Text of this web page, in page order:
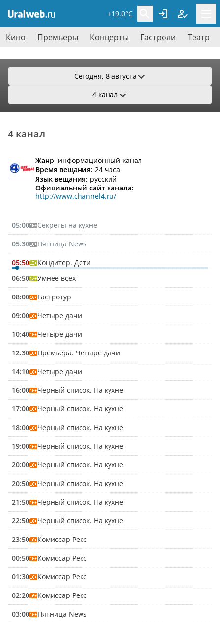
+19.0°C
Кино Премьеры Концерты Гастроли Театр
Сегодня, 8 августа
4 канал
4 канал
Жанр: информационный канал
Время вещания: 24 часа
Язык вещания: русский
Официальный сайт канала:
http://www.channel4.ru/
05:00
Секреты на кухне
05:30
Пятница News
05:50
Кондитер. Дети
06:50
Умнее всех
08:00
Гастротур
09:00
Четыре дачи
10:40
Четыре дачи
12:30
Премьера. Четыре дачи
14:10
Четыре дачи
16:00
Черный список. На кухне
17:00
Черный список. На кухне
18:00
Черный список. На кухне
19:00
Черный список. На кухне
20:00
Черный список. На кухне
20:50
Черный список. На кухне
21:50
Черный список. На кухне
22:50
Черный список. На кухне
23:50
Комиссар Рекс
00:50
Комиссар Рекс
01:30
Комиссар Рекс
02:20
Комиссар Рекс
03:00
Пятница News